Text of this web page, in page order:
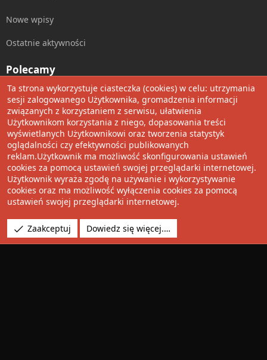
Nowe wpisy
Ostatnie aktywności
Polecamy
Wolnościowe cytaty
Udostępnij
Facebook
TwitterRedditPinterest
TumblrWhatsApp
Umieść Link
Community platform by XenForo® © 2010-2022 XenForo Ltd.
Pixel Exit
Tłumaczenie wykonane przezXboxForum.pl
via s9e/MediaSites
Ta strona wykorzystuje ciasteczka (cookies) w celu: utrzymania
sesji zalogowanego Użytkownika, gromadzenia informacji
związanych z korzystaniem z serwisu, ułatwienia
Użytkownikom korzystania z niego, dopasowania treści
wyświetlanych Użytkownikowi oraz tworzenia statystyk
oglądalności czy efektywności publikowanych
reklam.Użytkownik ma możliwość skonfigurowania ustawień
cookies za pomocą ustawień swojej przeglądarki internetowej.
Użytkownik wyraża zgodę na używanie i wykorzystywanie
cookies oraz ma możliwość wyłączenia cookies za pomocą
ustawień swojej przeglądarki internetowej.
Zaakceptuj Dowiedz się więcej.…